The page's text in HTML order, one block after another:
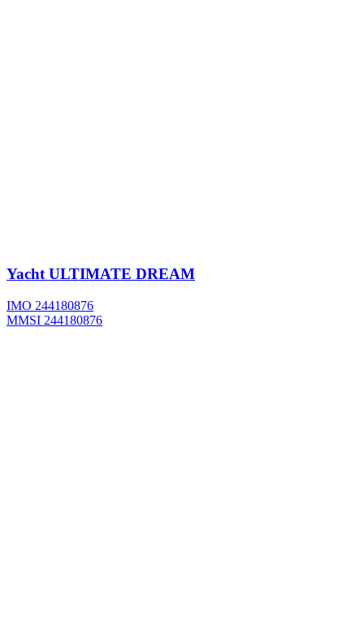
Yacht ULTIMATE DREAM
IMO 244180876
MMSI 244180876